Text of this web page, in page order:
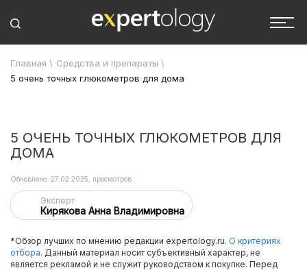
Главная \ Средства и препараты \
5 очень точных глюкометров для дома
5 ОЧЕНЬ ТОЧНЫХ ГЛЮКОМЕТРОВ ДЛЯ
ДОМА
Эксперт
Кирякова Анна Владимировна
Обновлено: 27.02.2025, просмотров:
*Обзор лучших по мнению редакции expertology.ru. О критериях
отбора. Данный материал носит субъективный характер, не
является рекламой и не служит руководством к покупке. Перед